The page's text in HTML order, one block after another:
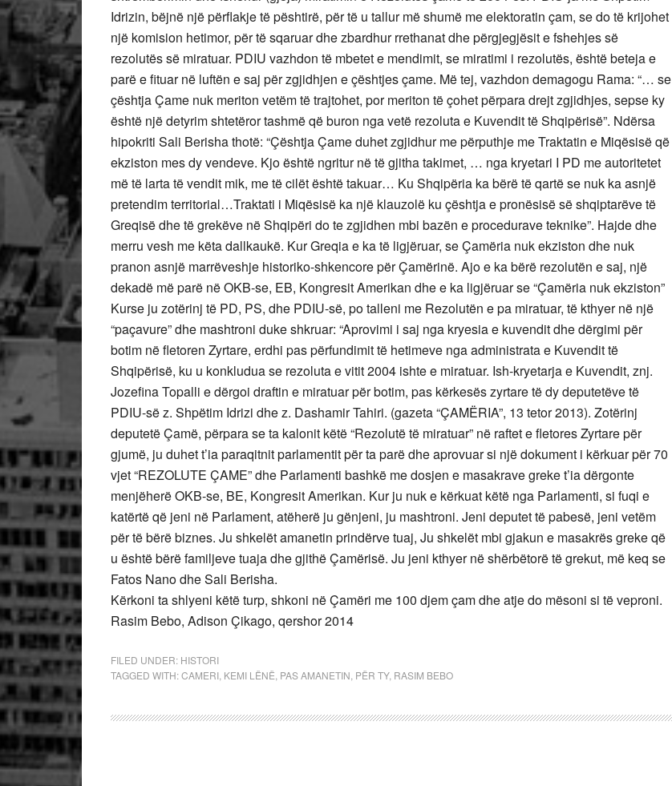
Idrizin, bëjnë një përflakje të pështirë, për të u tallur më shumë me elektoratin çam, se do të krijohet
një komision hetimor, për të sqaruar dhe zbardhur rrethanat dhe përgjegjësit e fshehjes së
rezolutës së miratuar. PDIU vazhdon të mbetet e mendimit, se miratimi i rezolutës, është beteja e
parë e fituar në luftën e saj për zgjidhjen e çështjes çame. Më tej, vazhdon demagogu Rama: “… se
çështja Çame nuk meriton vetëm të trajtohet, por meriton të çohet përpara drejt zgjidhjes, sepse ky
është një detyrim shtetëror tashmë që buron nga vetë rezoluta e Kuvendit të Shqipërisë”. Ndërsa
hipokriti Sali Berisha thotë: “Çështja Çame duhet zgjidhur me përputhje me Traktatin e Miqësisë që
ekziston mes dy vendeve. Kjo është ngritur në të gjitha takimet, … nga kryetari I PD me autoritetet
më të larta të vendit mik, me të cilët është takuar… Ku Shqipëria ka bërë të qartë se nuk ka asnjë
pretendim territorial…Traktati i Miqësisë ka një klauzolë ku çështja e pronësisë së shqiptarëve të
Greqisë dhe të grekëve në Shqipëri do te zgjidhen mbi bazën e procedurave teknike”. Hajde dhe
merru vesh me këta dallkaukë. Kur Greqia e ka të ligjëruar, se Çamëria nuk ekziston dhe nuk
pranon asnjë marrëveshje historiko-shkencore për Çamërinë. Ajo e ka bërë rezolutën e saj, një
dekadë më parë në OKB-se, EB, Kongresit Amerikan dhe e ka ligjëruar se “Çamëria nuk ekziston”
Kurse ju zotërinj të PD, PS, dhe PDIU-së, po talleni me Rezolutën e pa miratuar, të kthyer në një
“paçavure” dhe mashtroni duke shkruar: “Aprovimi i saj nga kryesia e kuvendit dhe dërgimi për
botim në fletoren Zyrtare, erdhi pas përfundimit të hetimeve nga administrata e Kuvendit të
Shqipërisë, ku u konkludua se rezoluta e vitit 2004 ishte e miratuar. Ish-kryetarja e Kuvendit, znj.
Jozefina Topalli e dërgoi draftin e miratuar për botim, pas kërkesës zyrtare të dy deputetëve të
PDIU-së z. Shpëtim Idrizi dhe z. Dashamir Tahiri. (gazeta “ÇAMËRIA”, 13 tetor 2013). Zotërinj
deputetë Çamë, përpara se ta kalonit këtë “Rezolutë të miratuar” në raftet e fletores Zyrtare për
gjumë, ju duhet t’ia paraqitnit parlamentit për ta parë dhe aprovuar si një dokument i kërkuar për 70
vjet “REZOLUTE ÇAME” dhe Parlamenti bashkë me dosjen e masakrave greke t’ia dërgonte
menjëherë OKB-se, BE, Kongresit Amerikan. Kur ju nuk e kërkuat këtë nga Parlamenti, si fuqi e
katërtë që jeni në Parlament, atëherë ju gënjeni, ju mashtroni. Jeni deputet të pabesë, jeni vetëm
për të bërë biznes. Ju shkelët amanetin prindërve tuaj, Ju shkelët mbi gjakun e masakrës greke që
u është bërë familjeve tuaja dhe gjithë Çamërisë. Ju jeni kthyer në shërbëtorë të grekut, më keq se
Fatos Nano dhe Sali Berisha.
Kërkoni ta shlyeni këtë turp, shkoni në Çamëri me 100 djem çam dhe atje do mësoni si të veproni.
Rasim Bebo, Adison Çikago, qershor 2014
FILED UNDER: HISTORI
TAGGED WITH:CAMERI KEMI LËNË PAS AMANETIN PËR TY, RASIM BEBO